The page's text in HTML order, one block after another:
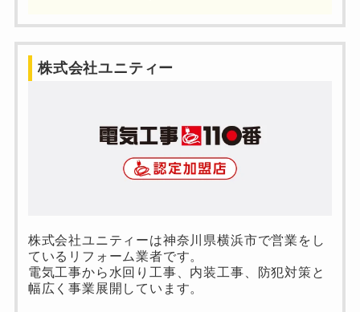
株式会社ユニティー
株式会社ユニティーは神奈川県横浜市で営業をし
ているリフォーム業者です。
電気工事から水回り工事、内装工事、防犯対策と
幅広く事業展開しています。